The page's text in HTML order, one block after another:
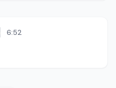
6:52